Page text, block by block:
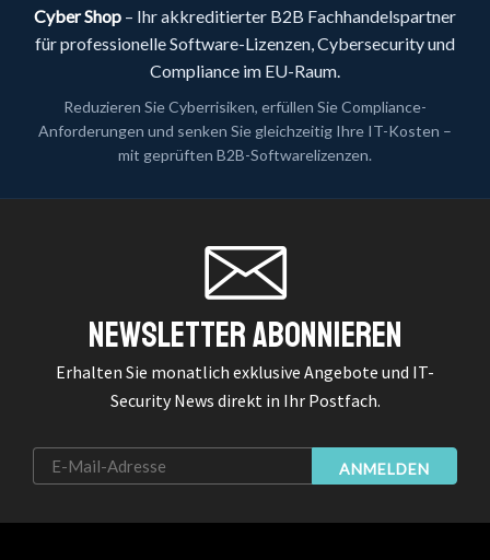
Cyber Shop – Ihr akkreditierter B2B Fachhandelspartner
für professionelle Software-Lizenzen, Cybersecurity und
Compliance im EU-Raum.
Reduzieren Sie Cyberrisiken, erfüllen Sie Compliance-
Anforderungen und senken Sie gleichzeitig Ihre IT-Kosten –
mit geprüften B2B-Softwarelizenzen.
Newsletter Abonnieren
Erhalten Sie monatlich exklusive Angebote und IT-
Security News direkt in Ihr Postfach.
ANMELDEN